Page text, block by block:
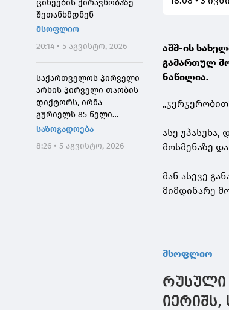
ციხეების ქირავნობაზე
შეთანხმდნენ
მსოფლიო
20:14 • 5 აგვისტო, 2026
საქართველოს პირველი
არხის პირველი თაობის
დიქტორს, ირმა
გურიელს 85 წელი
შეუსრულდა
საზოგადოება
8:26 • 5 აგვისტო, 2026
აშშ-ის
გამართულ
ნაწილია.
ასე
მოსმენაზე
მან ასევე
მიმდინარე
მსოფლიო
რუსული
იერიშს,